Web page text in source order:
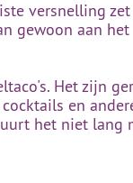
versnelling
gewoon aan het
Het zijn
en
het niet lang